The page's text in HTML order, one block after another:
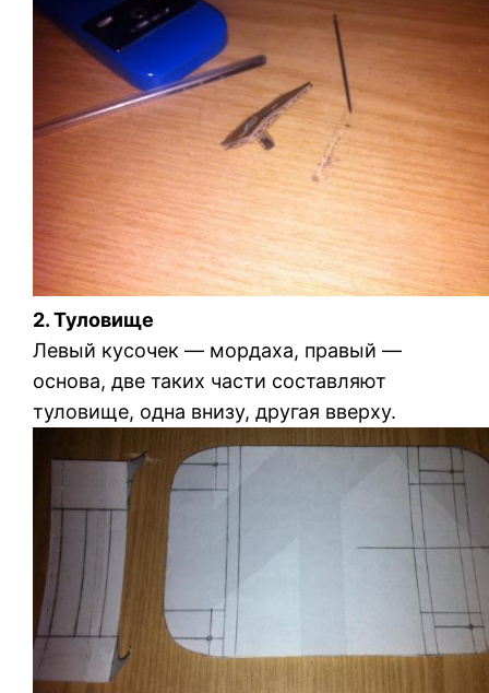
2. Туловище
Левый кусочек — мордаха, правый —
основа, две таких части составляют
туловище, одна внизу, другая вверху.